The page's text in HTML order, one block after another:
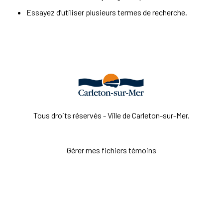
Essayez d’utiliser plusieurs termes de recherche.
Tous droits réservés - Ville de Carleton-sur-Mer.
Gérer mes fichiers témoins